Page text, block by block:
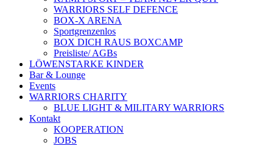
WARRIORS SELF DEFENCE
BOX-X ARENA
Sportgrenzenlos
BOX DICH RAUS BOXCAMP
Preisliste/ AGBs
LÖWENSTARKE KINDER
Bar & Lounge
Events
WARRIORS CHARITY
BLUE LIGHT & MILITARY WARRIORS
Kontakt
KOOPERATION
JOBS